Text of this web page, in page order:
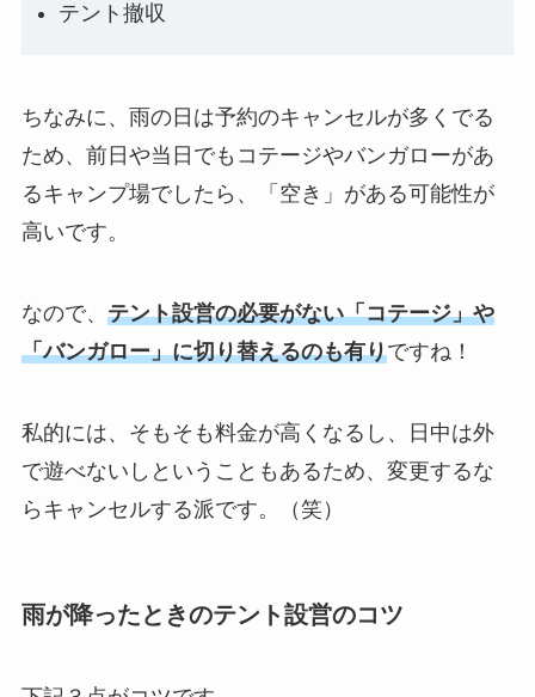
テント撤収
ちなみに、雨の日は予約のキャンセルが多くでる
ため、前日や当日でもコテージやバンガローがあ
るキャンプ場でしたら、「空き」がある可能性が
高いです。
なので、 テント設営の必要がない「コテージ」や
「バンガロー」に切り替えるのも有りですね！
私的には、そもそも料金が高くなるし、日中は外
で遊べないしということもあるため、変更するな
らキャンセルする派です。（笑）
雨が降ったときのテント設営のコツ